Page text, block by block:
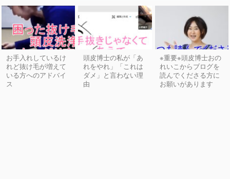
お手入れしているけ
れど抜け毛が増えて
いる方へのアドバイ
ス
頭皮博士の私が「あ
れをやれ」「これは
ダメ」と言わない理
由
※重要※頭皮博士おの
れいこからブログを
読んでくださる方に
お願いがあります